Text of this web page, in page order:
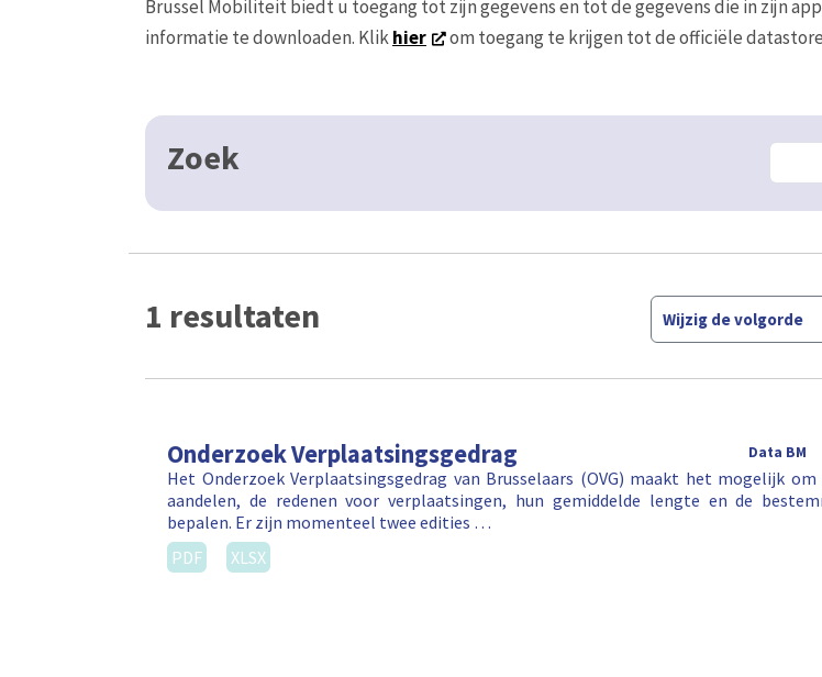
Brussel Mobiliteit biedt u toegang tot zijn gegevens en tot de gegevens die in zijn
informatie te downloaden. Klikhier om toegang te krijgen tot de officiële
Zoek
1 resultaten Wijzig de volgorde
Onderzoek Verplaatsingsgedrag Data BM
Het Onderzoek Verplaatsingsgedrag van Brusselaars (OVG) maakt het mogelijk om
aandelen, de redenen voor verplaatsingen, hun gemiddelde lengte en de
bepalen. Er zijn momenteel twee edities …
PDF
XLSX